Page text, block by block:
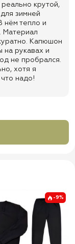
на 2-х
кармана с
крутой,
зимней
нём тепло и
Материал
Капюшон
на рукавах и
не пробрался.
хотя я
надо!
-9%